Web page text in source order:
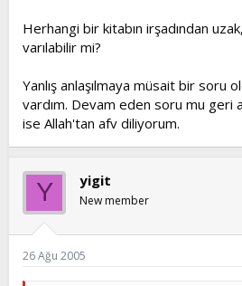
Herhangi bir kitabın irşadından
varılabilir mi?
Yanlış anlaşılmaya müsait bir soru
vardım. Devam eden soru mu geri
ise Allah'tan afv diliyorum.
Y yigit
New member
26 Ağu 2005